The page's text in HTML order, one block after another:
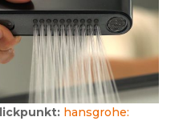
hansgrohe: